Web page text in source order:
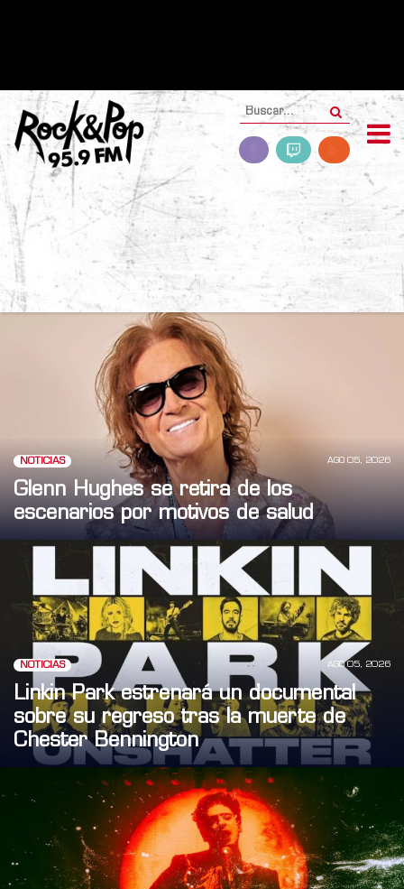
NOTICIAS AGO 05, 2026
Glenn Hughes se retira de los
escenarios por motivos de salud
NOTICIAS AGO 05, 2026
Linkin Park estrenará un documental
sobre su regreso tras la muerte de
Chester Bennington